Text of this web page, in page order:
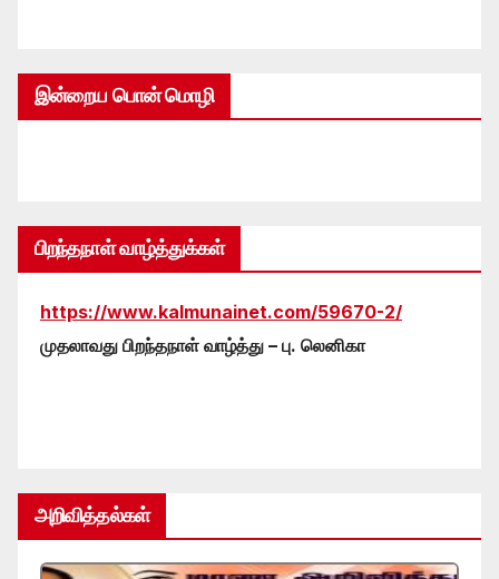
இன்றைய பொன் மொழி
பிறந்தநாள் வாழ்த்துக்கள்
https://www.kalmunainet.com/59670-2/
முதலாவது பிறந்தநாள் வாழ்த்து – பு. லெனிகா
அறிவித்தல்கள்